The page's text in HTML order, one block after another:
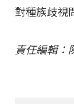
對種族歧視
責任編輯：